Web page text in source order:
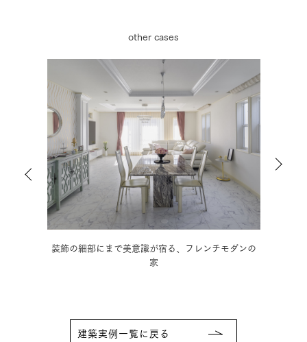
other cases
木の温もりに和の趣を取り入れた、情緒豊かな3階建
住宅
建築実例一覧に戻る